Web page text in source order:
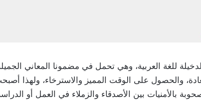
للغة العربية، وهي تحمل في مضمونا المعاني
والحصول على الوقت المميز والاسترخاء، ولهذا
بالأمنيات بين الأصدقاء والزملاء في العمل أو